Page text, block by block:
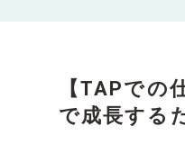
【TAPでの
で成長する